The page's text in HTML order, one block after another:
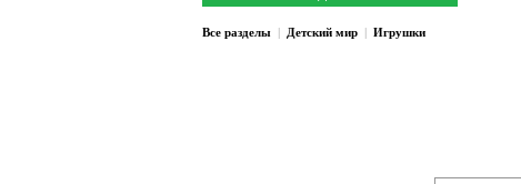
Все разделы | Детский мир | Игрушки